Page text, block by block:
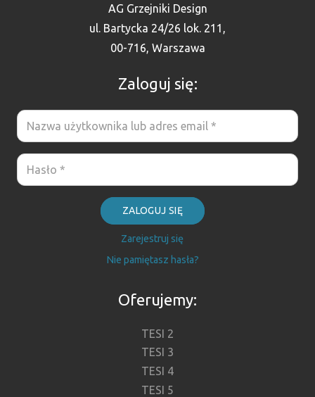
AG Grzejniki Design
ul. Bartycka 24/26 lok. 211,
00-716, Warszawa
Zaloguj się:
ZALOGUJ SIĘ
Zarejestruj się
Nie pamiętasz hasła?
Oferujemy:
TESI 2
TESI 3
TESI 4
TESI 5